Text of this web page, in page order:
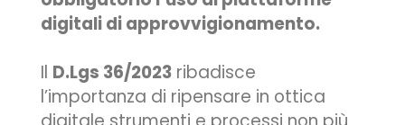
digitali di approvvigionamento.
Il D.Lgs 36/2023 ribadisce
l’importanza di ripensare in ottica